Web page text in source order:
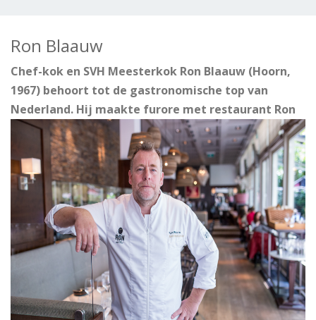
Ron Blaauw
Chef-kok en SVH Meesterkok Ron Blaauw (Hoorn,
1967) behoort tot de gastronomische top van
Nederland. Hij maakte furore met restaurant Ron